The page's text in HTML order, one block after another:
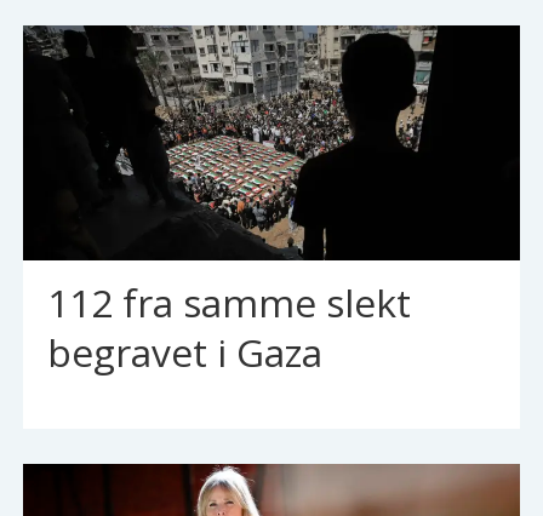
112 fra samme slekt
begravet i Gaza